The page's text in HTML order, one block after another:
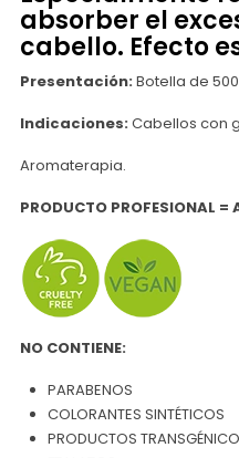
absorber el
cabello. Efecto
Presentación:Botella de
Indicaciones:Cabellos con
Aromaterapia.
PRODUCTO PROFESIONAL =
NO CONTIENE:
PARABENOS
COLORANTES SINTÉTICOS
PRODUCTOS